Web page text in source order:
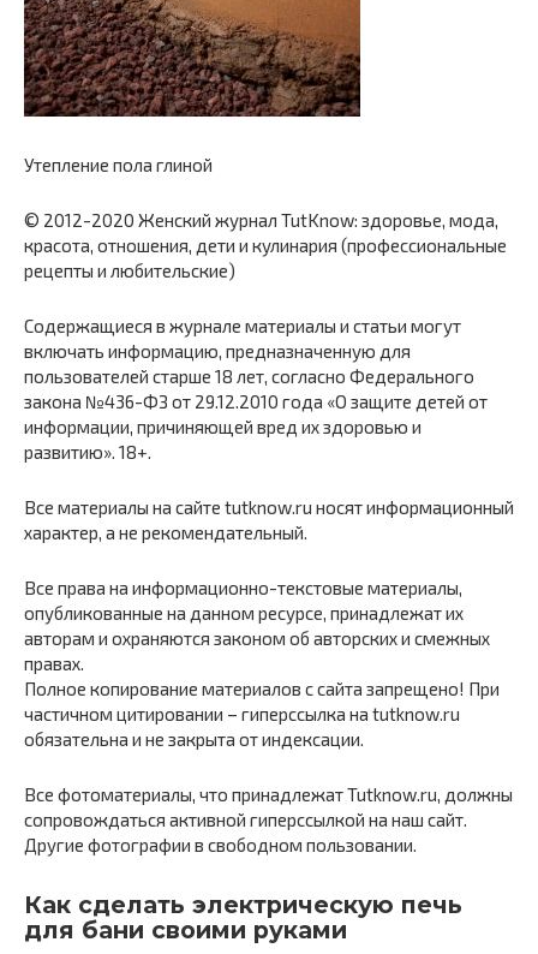
Утепление пола глиной
© 2012-2020 Женский журнал TutKnow: здоровье, мода,
красота, отношения, дети и кулинария (профессиональные
рецепты и любительские)
Содержащиеся в журнале материалы и статьи могут
включать информацию, предназначенную для
пользователей старше 18 лет, согласно Федерального
закона №436-ФЗ от 29.12.2010 года «О защите детей от
информации, причиняющей вред их здоровью и
развитию». 18+.
Все материалы на сайте tutknow.ru носят информационный
характер, а не рекомендательный.
Все права на информационно-текстовые материалы,
опубликованные на данном ресурсе, принадлежат их
авторам и охраняются законом об авторских и смежных
правах.
Полное копирование материалов с сайта запрещено! При
частичном цитировании – гиперссылка на tutknow.ru
обязательна и не закрыта от индексации.
Все фотоматериалы, что принадлежат Tutknow.ru, должны
сопровождаться активной гиперссылкой на наш сайт.
Другие фотографии в свободном пользовании.
Как сделать электрическую печь
для бани своими руками